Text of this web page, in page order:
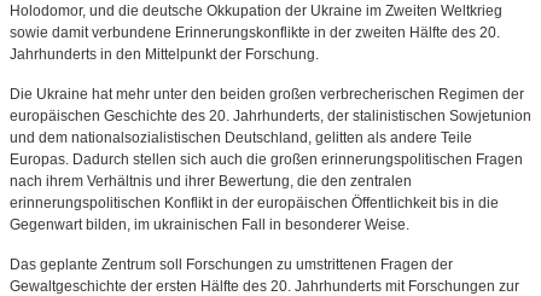
Holodomor, und die deutsche Okkupation der Ukraine im Zweiten Weltkrieg
sowie damit verbundene Erinnerungskonflikte in der zweiten Hälfte des 20.
Jahrhunderts in den Mittelpunkt der Forschung.
Die Ukraine hat mehr unter den beiden großen verbrecherischen Regimen der
europäischen Geschichte des 20. Jahrhunderts, der stalinistischen Sowjetunion
und dem nationalsozialistischen Deutschland, gelitten als andere Teile
Europas. Dadurch stellen sich auch die großen erinnerungspolitischen Fragen
nach ihrem Verhältnis und ihrer Bewertung, die den zentralen
erinnerungspolitischen Konflikt in der europäischen Öffentlichkeit bis in die
Gegenwart bilden, im ukrainischen Fall in besonderer Weise.
Das geplante Zentrum soll Forschungen zu umstrittenen Fragen der
Gewaltgeschichte der ersten Hälfte des 20. Jahrhunderts mit Forschungen zur